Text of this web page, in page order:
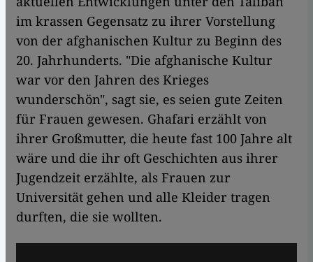
im krassen Gegensatz zu ihrer Vorstellung
von der afghanischen Kultur zu Beginn des
20. Jahrhunderts. "Die afghanische Kultur
war vor den Jahren des Krieges
wunderschön", sagt sie, es seien gute Zeiten
für Frauen gewesen. Ghafari erzählt von
ihrer Großmutter, die heute fast 100 Jahre alt
wäre und die ihr oft Geschichten aus ihrer
Jugendzeit erzählte, als Frauen zur
Universität gehen und alle Kleider tragen
durften, die sie wollten.